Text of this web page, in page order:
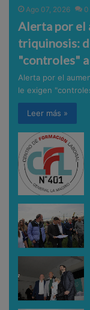
Ago 07, 2026 0
Alerta por el
triquinosis:
"controles"
Alerta por el
le exigen
Leer más »